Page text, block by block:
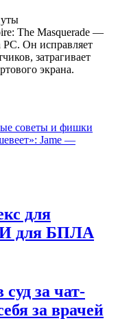
The Masquerade —
Он исправляет
затрагивает
экрана.
советы и фишки
Jame —
для
для БПЛА
за чат-
за врачей